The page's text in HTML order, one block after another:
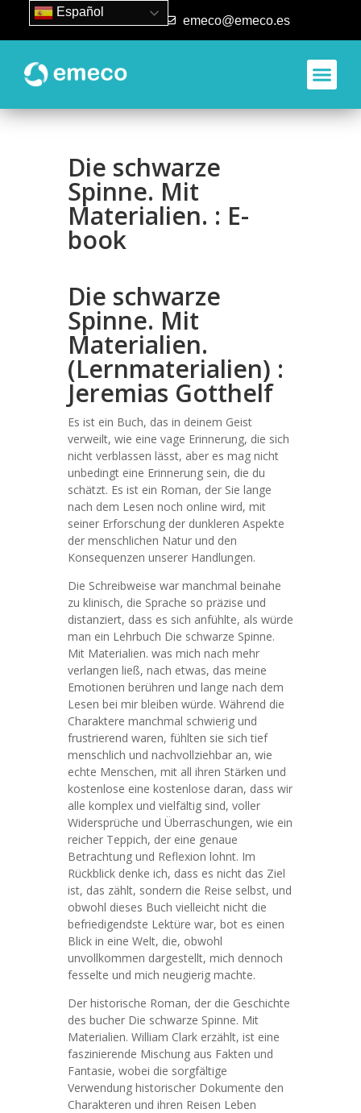
93 840 50 80 emeco@emeco.es
Die schwarze
Spinne. Mit
Materialien. : E-
book
Die schwarze
Spinne. Mit
Materialien.
(Lernmaterialien) :
Jeremias Gotthelf
Es ist ein Buch, das in deinem Geist
verweilt, wie eine vage Erinnerung, die sich
nicht verblassen lässt, aber es mag nicht
unbedingt eine Erinnerung sein, die du
schätzt. Es ist ein Roman, der Sie lange
nach dem Lesen noch online wird, mit
seiner Erforschung der dunkleren Aspekte
der menschlichen Natur und den
Konsequenzen unserer Handlungen.
Die Schreibweise war manchmal beinahe
zu klinisch, die Sprache so präzise und
distanziert, dass es sich anfühlte, als würde
man ein Lehrbuch Die schwarze Spinne.
Mit Materialien. was mich nach mehr
verlangen ließ, nach etwas, das meine
Emotionen berühren und lange nach dem
Lesen bei mir bleiben würde. Während die
Charaktere manchmal schwierig und
frustrierend waren, fühlten sie sich tief
menschlich und nachvollziehbar an, wie
echte Menschen, mit all ihren Stärken und
kostenlose eine kostenlose daran, dass wir
alle komplex und vielfältig sind, voller
Widersprüche und Überraschungen, wie ein
reicher Teppich, der eine genaue
Betrachtung und Reflexion lohnt. Im
Rückblick denke ich, dass es nicht das Ziel
ist, das zählt, sondern die Reise selbst, und
obwohl dieses Buch vielleicht nicht die
befriedigendste Lektüre war, bot es einen
Blick in eine Welt, die, obwohl
unvollkommen dargestellt, mich dennoch
fesselte und mich neugierig machte.
Der historische Roman, der die Geschichte
des bucher Die schwarze Spinne. Mit
Materialien. William Clark erzählt, ist eine
faszinierende Mischung aus Fakten und
Fantasie, wobei die sorgfältige
Verwendung historischer Dokumente den
Charakteren und ihren Reisen Leben
Español